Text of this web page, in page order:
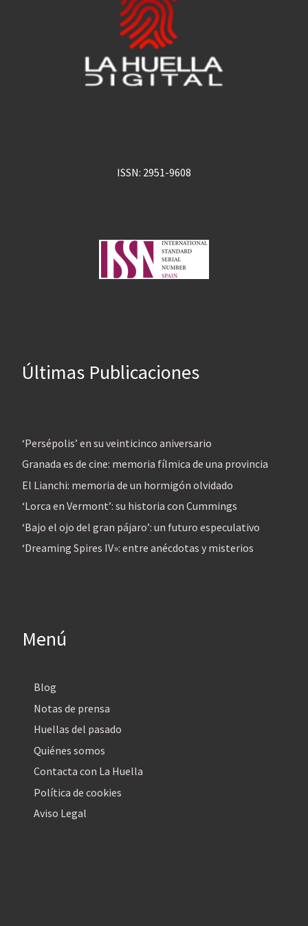
ISSN: 2951-9608
Últimas Publicaciones
‘Persépolis’ en su veinticinco aniversario
Granada es de cine: memoria fílmica de una provincia
El Lianchi: memoria de un hormigón olvidado
‘Lorca en Vermont’: su historia con Cummings
‘Bajo el ojo del gran pájaro’: un futuro especulativo
‘Dreaming Spires IV»: entre anécdotas y misterios
Menú
Blog
Notas de prensa
Huellas del pasado
Quiénes somos
Contacta con La Huella
Política de cookies
Aviso Legal